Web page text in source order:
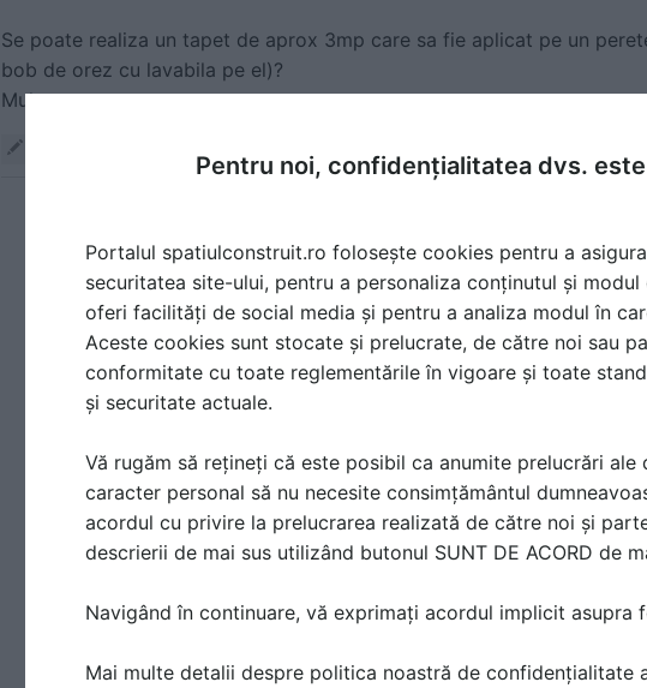
Se poate realiza un tapet de aprox 3mp care sa fie aplicat pe un
bob de orez cu lavabila pe el)?
Buna ziua, din pacate pe aceasta suprafata nu se poate aplica.
Daca doriti sa aplicati un fototapet pe acest perete, trebuie trasa
Ulterior peretele este al nostru :)
Echipa FotoTapet.ro
Linkuri
Pentru noi, confidențialitatea dvs.
Portalul spatiulconstruit.ro folosește cookies pentru a
securitatea site-ului, pentru a personaliza conținutul și
oferi facilități de social media și pentru a analiza modul în
Aceste cookies sunt stocate și prelucrate, de către noi sau
conformitate cu toate reglementările în vigoare și toate
și securitate actuale.
Vă rugăm să rețineți că este posibil ca anumite prelucrări ale
caracter personal să nu necesite consimțământul
acordul cu privire la prelucrarea realizată de către noi și
descrierii de mai sus utilizând butonul SUNT DE ACORD de
Navigând în continuare, vă exprimați acordul implicit asupra
Mai multe detalii despre politica noastră de confidențialitate